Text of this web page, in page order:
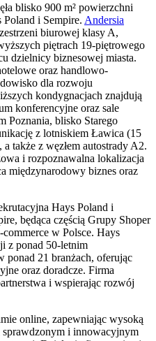
blisko 900 m² powierzchni
i Sempire. Andersia
biurowej klasy A,
piętrach 19-piętrowego
dzielnicy biznesowej miasta.
oraz handlowo-
dla rozwoju
kondygnacjach znajdują
konferencyjne oraz sale
Poznania, blisko Starego
z lotniskiem Ławica (15
także z węzłem autostrady A2.
i rozpoznawalna lokalizacja
międzynarodowy biznes oraz
Hays Poland i
będąca częścią Grupy Shoper
w Polsce. Hays
z ponad 50-letnim
ponad 21 branżach, oferując
oraz doradcze. Firma
i wspierając rozwój
online, zapewniając wysoką
i innowacyjnym